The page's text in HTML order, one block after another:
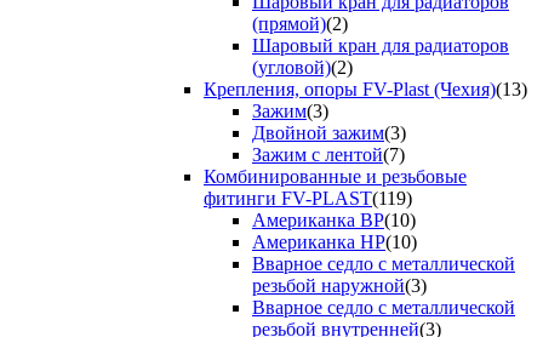
(прямой)(2)
Шаровый кран для радиаторов
(угловой)(2)
Крепления, опоры FV-Plast (Чехия)(13)
Зажим(3)
Двойной зажим(3)
Зажим с лентой(7)
Комбинированные и резьбовые
фитинги FV-PLAST(119)
Американка ВР(10)
Американка НР(10)
Вварное седло с металлической
резьбой наружной(3)
Вварное седло с металлической
резьбой внутренней(3)